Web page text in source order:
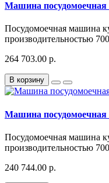
Машина посудомоечная
Посудомоечная машина
производительностью
264 703.00 р.
В корзину
Машина посудомоечная
Посудомоечная машина
производительностью
240 744.00 р.